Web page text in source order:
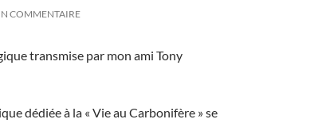
COMMENTAIRE
transmise par mon ami Tony
dédiée à la « Vie au Carbonifère » se